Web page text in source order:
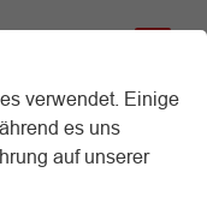
verwendet. Einige
es uns
auf unserer
Social Media